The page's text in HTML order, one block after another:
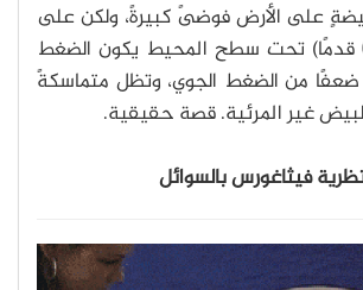
على الأرض فوضىً كبيرةً، ولكن على
عمق 18 مترًا (60 قدمًا) تحت سطح المحيط يكون الضغط
على البيضة 2.8 ضعفًا من الضغط الجوي، وتظل متماسكةً
غير المرئية. قصة حقيقية.